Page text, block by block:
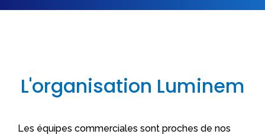
L'organisation Luminem
Les équipes commerciales sont proches de nos